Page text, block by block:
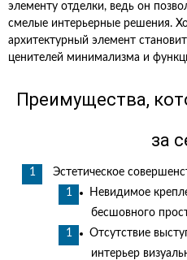
элементу отделки, ведь он
смелые интерьерные решения.
архитектурный элемент
ценителей минимализма и
Преимущества,
за
Эстетическое
Невидимое
бесшовного
Отсутствие
интерьер